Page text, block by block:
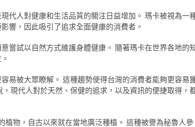
代人對健康和生活品質的關注日益增加。 瑪卡被視為一
響，因此吸引了追求全面健康的消費者。
嘗試以自然方式維護身體健康。 隨著瑪卡在世界各地的
易被大眾瞭解。 這種趨勢使得台灣的消費者能夠更容易
現代人對於天然、保健的追求，以及資訊的便捷取得，
植物，自古以來就在當地廣泛種植。 這種被譽為秘魯人參